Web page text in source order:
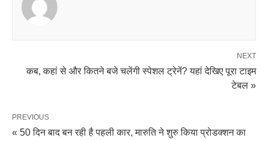
NEXT
कब, कहां से और कितने बजे चलेंगी स्पेशल ट्रेनें? यहां देखिए पूरा टाइम
टेबल »
PREVIOUS
« 50 दिन बाद बन रही है पहली कार, मारुति ने शुरु किया प्रोडक्शन का